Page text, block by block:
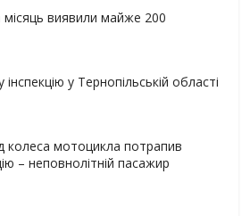
місяць виявили майже 200
у Тернопільській області
колеса мотоцикла потрапив
– неповнолітній пасажир